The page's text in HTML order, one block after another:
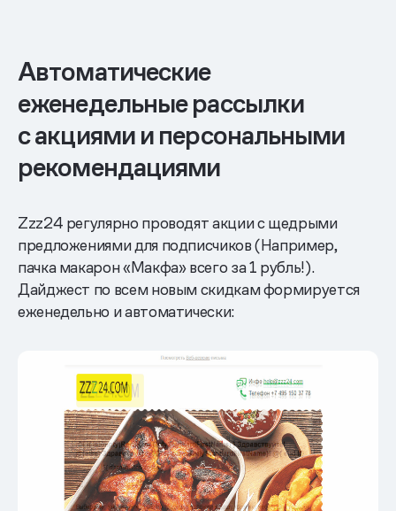
Автоматические
еженедельные рассылки
с акциями и персональными
рекомендациями
Zzz24 регулярно проводят акции с щедрыми
предложениями для подписчиков (Например,
пачка макарон «Макфа» всего за 1 рубль!).
Дайджест по всем новым скидкам формируется
еженедельно и автоматически: